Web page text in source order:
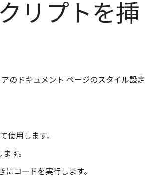
リプトを挿
のドキュメント ページのスタイル設定
使用します。
す。
コードを実行します。